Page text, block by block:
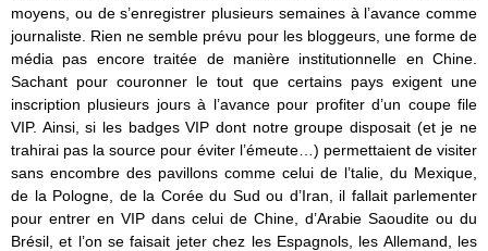
moyens, ou de s’enregistrer plusieurs semaines à l’avance comme
journaliste. Rien ne semble prévu pour les bloggeurs, une forme de
média pas encore traitée de manière institutionnelle en Chine.
Sachant pour couronner le tout que certains pays exigent une
inscription plusieurs jours à l’avance pour profiter d’un coupe file
VIP. Ainsi, si les badges VIP dont notre groupe disposait (et je ne
trahirai pas la source pour éviter l’émeute…) permettaient de visiter
sans encombre des pavillons comme celui de l’talie, du Mexique,
de la Pologne, de la Corée du Sud ou d’Iran, il fallait parlementer
pour entrer en VIP dans celui de Chine, d’Arabie Saoudite ou du
Brésil, et l’on se faisait jeter chez les Espagnols, les Allemand, les